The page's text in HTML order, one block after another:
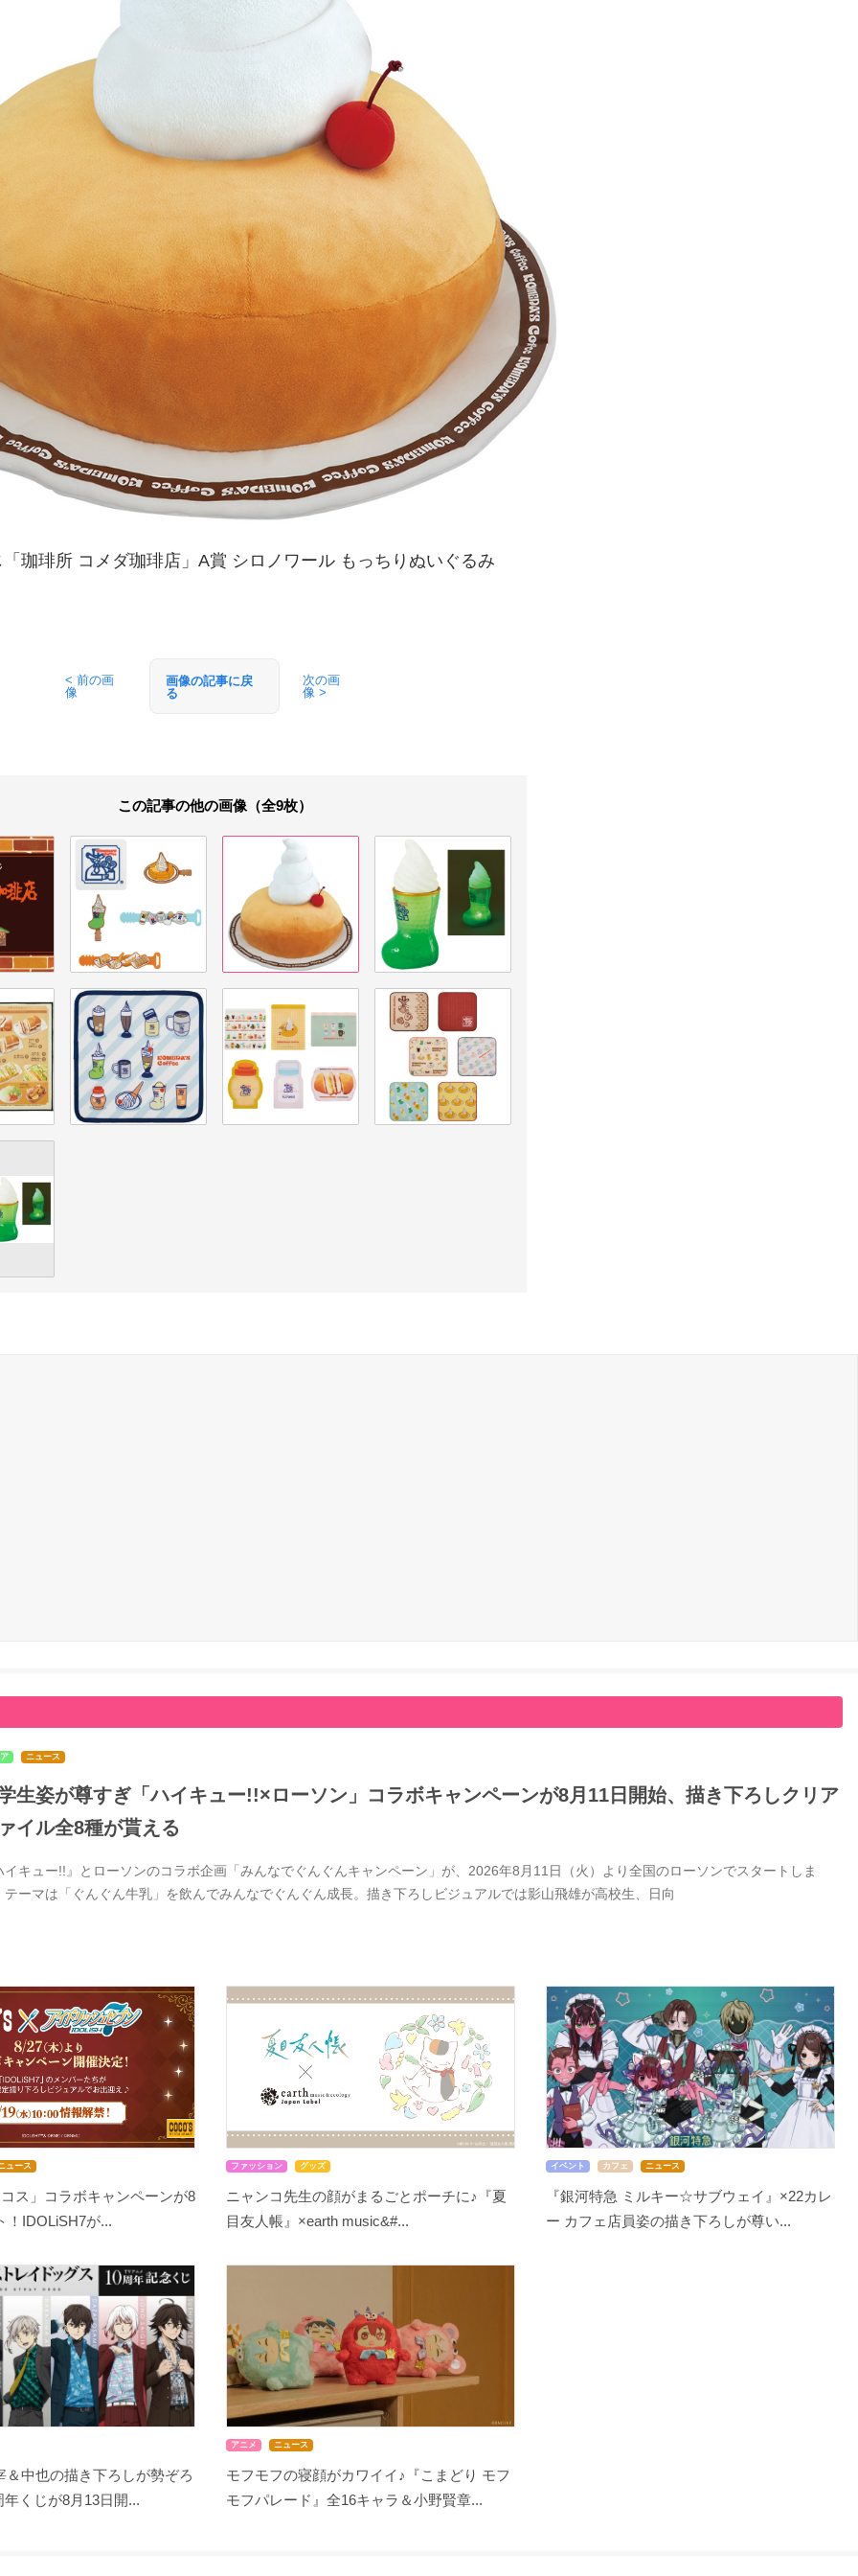
珈琲所 コメダ珈琲店」A賞 シロノワール もっちりぬいぐるみ
< 前の画
像
画像の記事に戻
る
次の画
像 >
この記事の他の画像（全9枚）
ニュース
生姿が尊すぎ「ハイキュー!!×ローソン」コラボキャンペーンが8月11日開始、描き下ろしクリア
イル全8種が貰える
イキュー!!』とローソンのコラボ企画「みんなでぐんぐんキャンペーン」が、2026年8月11日（火）より全国のローソンでスタートしま
テーマは「ぐんぐん牛乳」を飲んでみんなでぐんぐん成長。描き下ろしビジュアルでは影山飛雄が高校生、日向
ュース
ス」コラボキャンペーンが8
！IDOLiSH7が...
ファッション グッズ
ニャンコ先生の顔がまるごとポーチに♪『夏
目友人帳』×earth music&#...
イベント カフェ ニュース
『銀河特急 ミルキー☆サブウェイ』×22カレ
ー カフェ店員姿の描き下ろしが尊い...
＆中也の描き下ろしが勢ぞろ
くじが8月13日開...
アニメ ニュース
モフモフの寝顔がカワイイ♪『こまどり モフ
モフパレード』全16キャラ＆小野賢章...